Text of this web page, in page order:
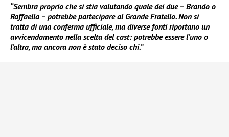
“Sembra proprio che si stia valutando quale dei due – Brando o
Raffaella – potrebbe partecipare al Grande Fratello. Non si
tratta di una conferma ufficiale, ma diverse fonti riportano un
avvicendamento nella scelta del cast: potrebbe essere l’uno o
l’altra, ma ancora non è stato deciso chi.”